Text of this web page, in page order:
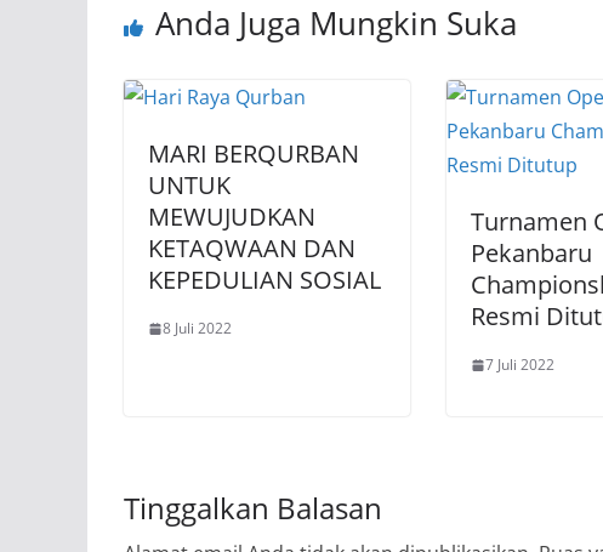
Anda Juga Mungkin Suka
MARI BERQURBAN
UNTUK
MEWUJUDKAN
KETAQWAAN DAN
KEPEDULIAN SOSIAL
8 Juli 2022
Turnamen
Pekanbaru
Resmi
7 Juli 2022
Tinggalkan Balasan